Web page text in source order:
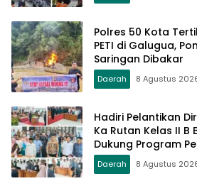
Polres 50 Kota
PETI di Galugua,
Saringan Dibakar
Daerah 8 Agustus
Hadiri Pelantikan
Ka Rutan Kelas II
Dukung Program
Daerah 8 Agustus